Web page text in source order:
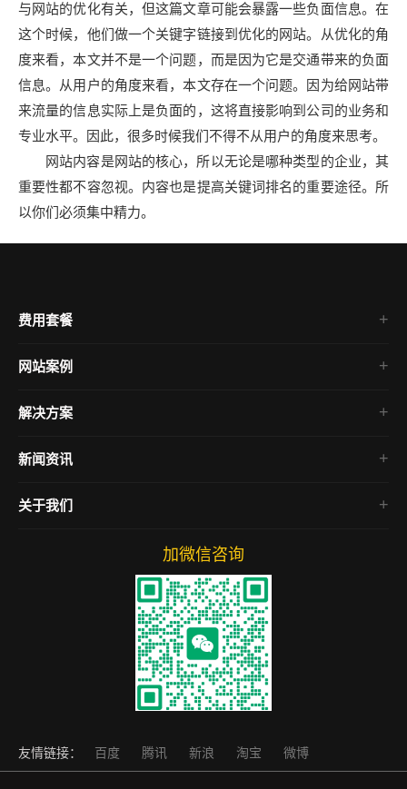
与网站的优化有关，但这篇文章可能会暴露一些负面信息。在
这个时候，他们做一个关键字链接到优化的网站。从优化的角
度来看，本文并不是一个问题，而是因为它是交通带来的负面
信息。从用户的角度来看，本文存在一个问题。因为给网站带
来流量的信息实际上是负面的，这将直接影响到公司的业务和
专业水平。因此，很多时候我们不得不从用户的角度来思考。
网站内容是网站的核心，所以无论是哪种类型的企业，其
重要性都不容忽视。内容也是提高关键词排名的重要途径。所
以你们必须集中精力。
费用套餐
网站案例
企业官网
房产网站
解决方案
新闻资讯
SEO教程
关于我们
加微信咨询
友情链接： 百度 腾讯 新浪 淘宝 微博